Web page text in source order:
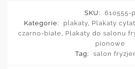
SKU:
610555-p
Kategorie:
plakaty Plakaty
czarno-białe
Plakaty do salonu
pionowe
Tag:
salon